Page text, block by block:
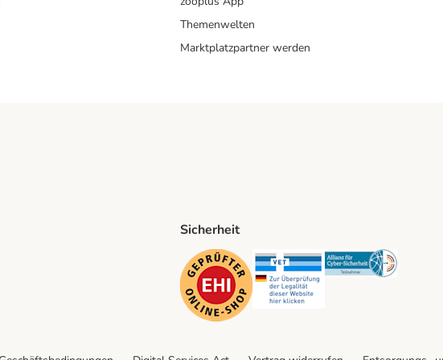
Themenwelten
Marktplatzpartner werden
Method
Sicherheit
Security Security Security